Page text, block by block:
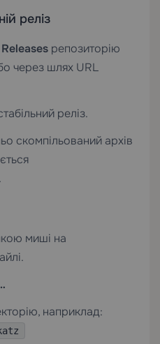
реліз
Releases репозиторію
через шлях URL
реліз.
скомпільований архів
.
миші на
наприклад: